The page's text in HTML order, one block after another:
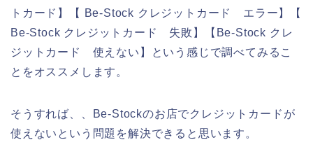
トカード】【 Be-Stock クレジットカード エラー】【
Be-Stock クレジットカード 失敗】【Be-Stock クレ
ジットカード 使えない】という感じで調べてみるこ
とをオススメします。
そうすれば、、Be-Stockのお店でクレジットカードが
使えないという問題を解決できると思います。